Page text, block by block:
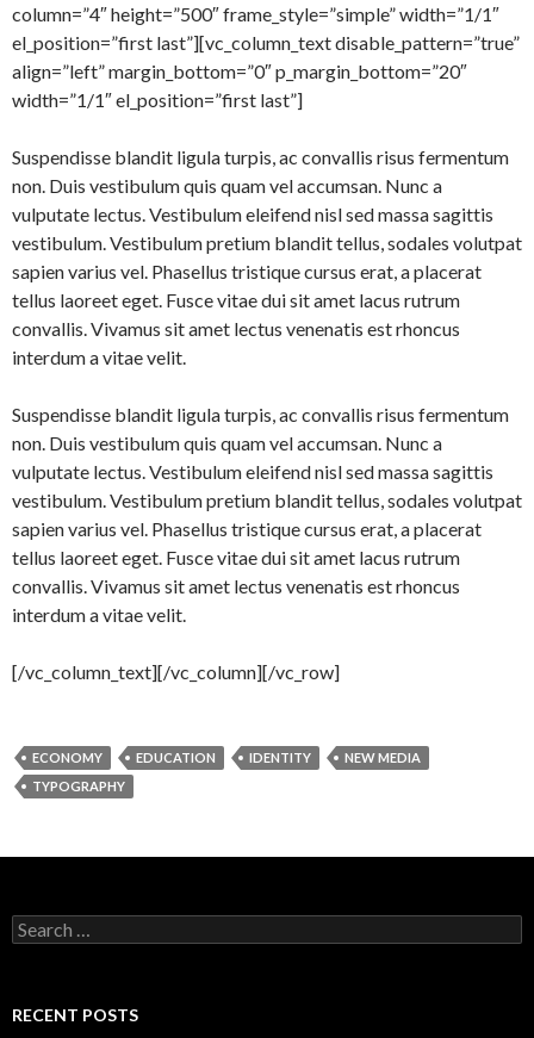
column=”4″ height=”500″ frame_style=”simple” width=”1/1″
el_position=”first last”][vc_column_text disable_pattern=”true”
align=”left” margin_bottom=”0″ p_margin_bottom=”20″
width=”1/1″ el_position=”first last”]
Suspendisse blandit ligula turpis, ac convallis risus fermentum
non. Duis vestibulum quis quam vel accumsan. Nunc a
vulputate lectus. Vestibulum eleifend nisl sed massa sagittis
vestibulum. Vestibulum pretium blandit tellus, sodales volutpat
sapien varius vel. Phasellus tristique cursus erat, a placerat
tellus laoreet eget. Fusce vitae dui sit amet lacus rutrum
convallis. Vivamus sit amet lectus venenatis est rhoncus
interdum a vitae velit.
Suspendisse blandit ligula turpis, ac convallis risus fermentum
non. Duis vestibulum quis quam vel accumsan. Nunc a
vulputate lectus. Vestibulum eleifend nisl sed massa sagittis
vestibulum. Vestibulum pretium blandit tellus, sodales volutpat
sapien varius vel. Phasellus tristique cursus erat, a placerat
tellus laoreet eget. Fusce vitae dui sit amet lacus rutrum
convallis. Vivamus sit amet lectus venenatis est rhoncus
interdum a vitae velit.
[/vc_column_text][/vc_column][/vc_row]
ECONOMY EDUCATION IDENTITY
NEW MEDIA
TYPOGRAPHY
S
e
c
RECENT POSTS